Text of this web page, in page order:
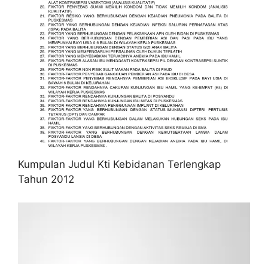
Kumpulan Judul Kti Kebidanan Terlengkap
Tahun 2012